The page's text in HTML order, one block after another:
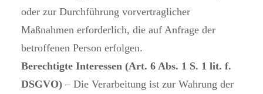
oder zur Durchführung vorvertraglicher
Maßnahmen erforderlich, die auf Anfrage der
betroffenen Person erfolgen.
Berechtigte Interessen (Art. 6 Abs. 1 S. 1 lit. f.
DSGVO) – Die Verarbeitung ist zur Wahrung der